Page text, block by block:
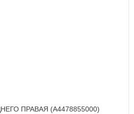
ПРАВАЯ (A4478855000)